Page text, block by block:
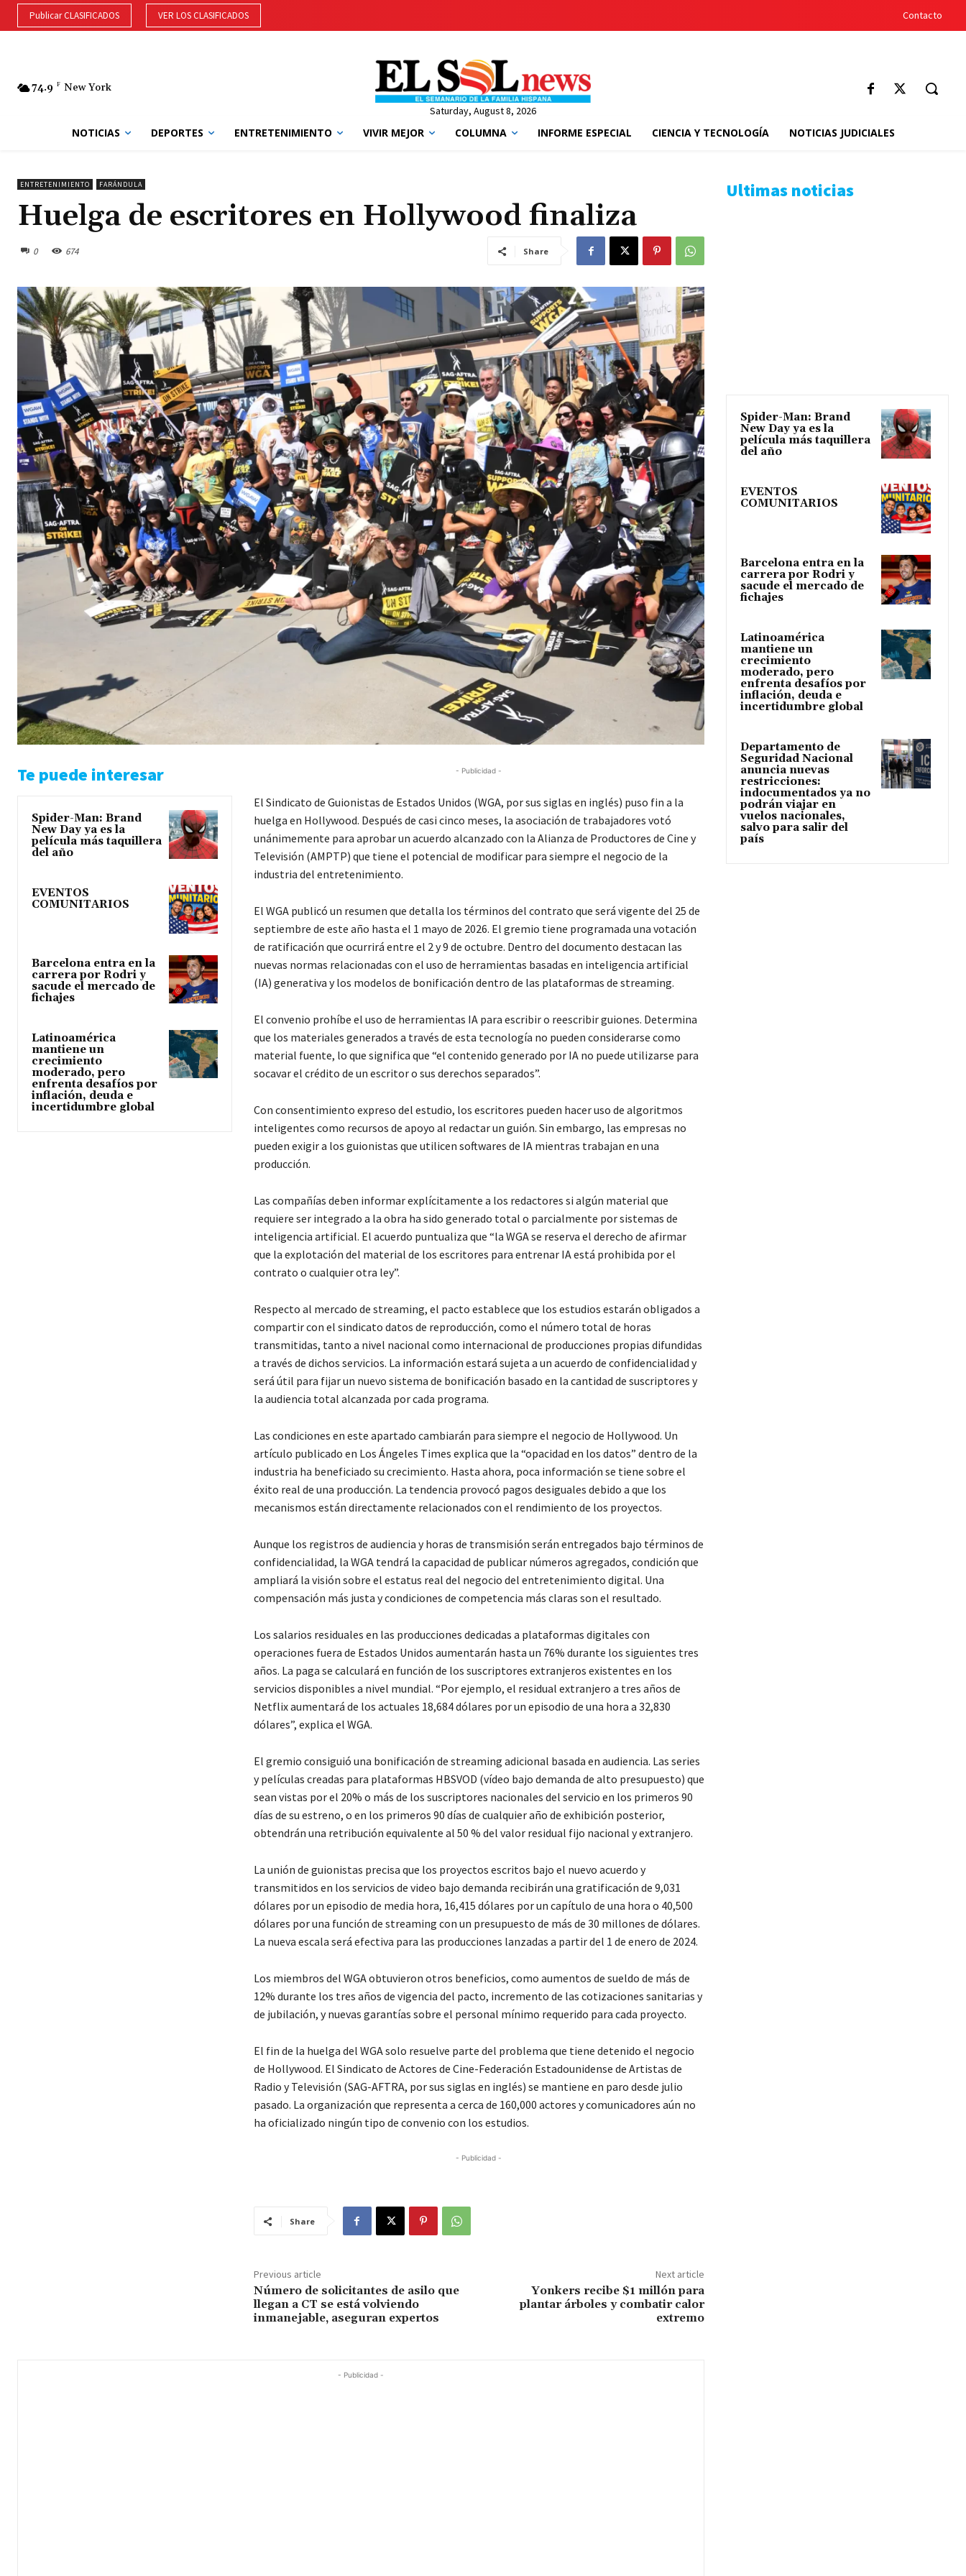
Publicar CLASIFICADOS VER LOS CLASIFICADOS Contacto
74.9 F New York
Saturday, August 8, 2026
NOTICIAS DEPORTES ENTRETENIMIENTO VIVIR MEJOR COLUMNA INFORME ESPECIAL CIENCIA Y TECNOLOGÍA NOTICIAS JUDICIALES
ENTRETENIMIENTO FARÁNDULA
Huelga de escritores en Hollywood finaliza
0 674 Share
Te puede interesar
Spider-Man: Brand
New Day ya es la
película más taquillera
del año
EVENTOS
COMUNITARIOS
Barcelona entra en la
carrera por Rodri y
sacude el mercado de
fichajes
Latinoamérica
mantiene un
crecimiento
moderado, pero
enfrenta desafíos por
inflación, deuda e
incertidumbre global
- Publicidad -
El Sindicato de Guionistas de Estados Unidos (WGA, por sus siglas en inglés) puso fin a la
huelga en Hollywood. Después de casi cinco meses, la asociación de trabajadores votó
unánimemente para aprobar un acuerdo alcanzado con la Alianza de Productores de Cine y
Televisión (AMPTP) que tiene el potencial de modificar para siempre el negocio de la
industria del entretenimiento.
El WGA publicó un resumen que detalla los términos del contrato que será vigente del 25 de
septiembre de este año hasta el 1 mayo de 2026. El gremio tiene programada una votación
de ratificación que ocurrirá entre el 2 y 9 de octubre. Dentro del documento destacan las
nuevas normas relacionadas con el uso de herramientas basadas en inteligencia artificial
(IA) generativa y los modelos de bonificación dentro de las plataformas de streaming.
El convenio prohíbe el uso de herramientas IA para escribir o reescribir guiones. Determina
que los materiales generados a través de esta tecnología no pueden considerarse como
material fuente, lo que significa que “el contenido generado por IA no puede utilizarse para
socavar el crédito de un escritor o sus derechos separados”.
Con consentimiento expreso del estudio, los escritores pueden hacer uso de algoritmos
inteligentes como recursos de apoyo al redactar un guión. Sin embargo, las empresas no
pueden exigir a los guionistas que utilicen softwares de IA mientras trabajan en una
producción.
Las compañías deben informar explícitamente a los redactores si algún material que
requiere ser integrado a la obra ha sido generado total o parcialmente por sistemas de
inteligencia artificial. El acuerdo puntualiza que “la WGA se reserva el derecho de afirmar
que la explotación del material de los escritores para entrenar IA está prohibida por el
contrato o cualquier otra ley”.
Respecto al mercado de streaming, el pacto establece que los estudios estarán obligados a
compartir con el sindicato datos de reproducción, como el número total de horas
transmitidas, tanto a nivel nacional como internacional de producciones propias difundidas
a través de dichos servicios. La información estará sujeta a un acuerdo de confidencialidad y
será útil para fijar un nuevo sistema de bonificación basado en la cantidad de suscriptores y
la audiencia total alcanzada por cada programa.
Las condiciones en este apartado cambiarán para siempre el negocio de Hollywood. Un
artículo publicado en Los Ángeles Times explica que la “opacidad en los datos” dentro de la
industria ha beneficiado su crecimiento. Hasta ahora, poca información se tiene sobre el
éxito real de una producción. La tendencia provocó pagos desiguales debido a que los
mecanismos están directamente relacionados con el rendimiento de los proyectos.
Aunque los registros de audiencia y horas de transmisión serán entregados bajo términos de
confidencialidad, la WGA tendrá la capacidad de publicar números agregados, condición que
ampliará la visión sobre el estatus real del negocio del entretenimiento digital. Una
compensación más justa y condiciones de competencia más claras son el resultado.
Los salarios residuales en las producciones dedicadas a plataformas digitales con
operaciones fuera de Estados Unidos aumentarán hasta un 76% durante los siguientes tres
años. La paga se calculará en función de los suscriptores extranjeros existentes en los
servicios disponibles a nivel mundial. “Por ejemplo, el residual extranjero a tres años de
Netflix aumentará de los actuales 18,684 dólares por un episodio de una hora a 32,830
dólares”, explica el WGA.
El gremio consiguió una bonificación de streaming adicional basada en audiencia. Las series
y películas creadas para plataformas HBSVOD (vídeo bajo demanda de alto presupuesto) que
sean vistas por el 20% o más de los suscriptores nacionales del servicio en los primeros 90
días de su estreno, o en los primeros 90 días de cualquier año de exhibición posterior,
obtendrán una retribución equivalente al 50 % del valor residual fijo nacional y extranjero.
La unión de guionistas precisa que los proyectos escritos bajo el nuevo acuerdo y
transmitidos en los servicios de video bajo demanda recibirán una gratificación de 9,031
dólares por un episodio de media hora, 16,415 dólares por un capítulo de una hora o 40,500
dólares por una función de streaming con un presupuesto de más de 30 millones de dólares.
La nueva escala será efectiva para las producciones lanzadas a partir del 1 de enero de 2024.
Los miembros del WGA obtuvieron otros beneficios, como aumentos de sueldo de más de
12% durante los tres años de vigencia del pacto, incremento de las cotizaciones sanitarias y
de jubilación, y nuevas garantías sobre el personal mínimo requerido para cada proyecto.
El fin de la huelga del WGA solo resuelve parte del problema que tiene detenido el negocio
de Hollywood. El Sindicato de Actores de Cine-Federación Estadounidense de Artistas de
Radio y Televisión (SAG-AFTRA, por sus siglas en inglés) se mantiene en paro desde julio
pasado. La organización que representa a cerca de 160,000 actores y comunicadores aún no
ha oficializado ningún tipo de convenio con los estudios.
- Publicidad -
Share
Previous article
Número de solicitantes de asilo que
llegan a CT se está volviendo
inmanejable, aseguran expertos
Next article
Yonkers recibe $1 millón para
plantar árboles y combatir calor
extremo
- Publicidad -
Ultimas noticias
Spider-Man: Brand
New Day ya es la
película más taquillera
del año
EVENTOS
COMUNITARIOS
Barcelona entra en la
carrera por Rodri y
sacude el mercado de
fichajes
Latinoamérica
mantiene un
crecimiento
moderado, pero
enfrenta desafíos por
inflación, deuda e
incertidumbre global
Departamento de
Seguridad Nacional
anuncia nuevas
restricciones:
indocumentados ya no
podrán viajar en
vuelos nacionales,
salvo para salir del
país